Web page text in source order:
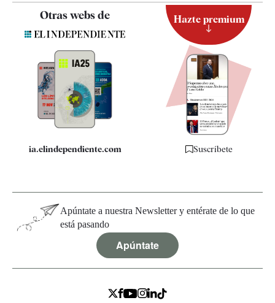
Contacto
Quiénes somos
Especificaciones
Otras webs de
ia.elindependiente.com
Hazte premium
Suscríbete
Apúntate a nuestra Newsletter y entérate de lo que
está pasando
Apúntate